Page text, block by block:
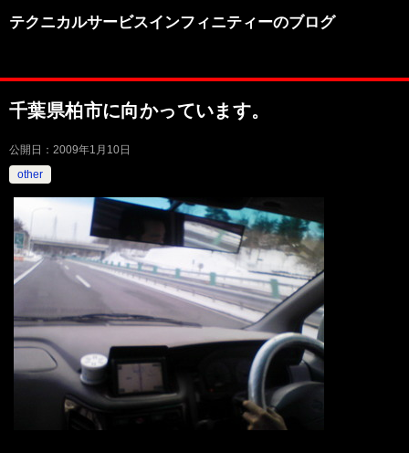
テクニカルサービスインフィニティーのブログ
千葉県柏市に向かっています。
公開日： 2009年1月10日
other